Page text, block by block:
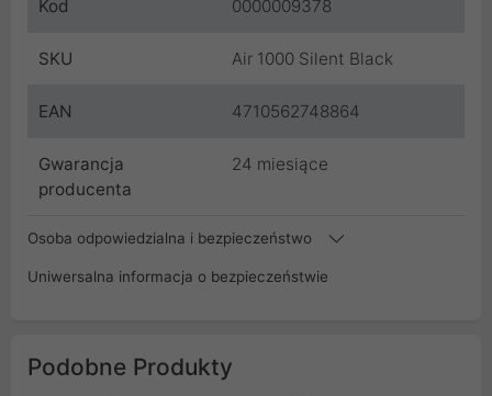
Kod 0000009378
SKU Air 1000 Silent Black
EAN 4710562748864
Gwarancja
producenta
24 miesiące
Osoba odpowiedzialna i bezpieczeństwo
Uniwersalna informacja o bezpieczeństwie
Podobne Produkty